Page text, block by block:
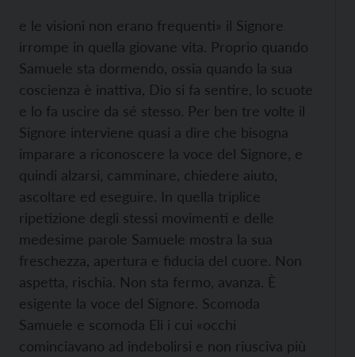
e le visioni non erano frequenti» il Signore
irrompe in quella giovane vita. Proprio quando
Samuele sta dormendo, ossia quando la sua
coscienza è inattiva, Dio si fa sentire, lo scuote
e lo fa uscire da sé stesso. Per ben tre volte il
Signore interviene quasi a dire che bisogna
imparare a riconoscere la voce del Signore, e
quindi alzarsi, camminare, chiedere aiuto,
ascoltare ed eseguire. In quella triplice
ripetizione degli stessi movimenti e delle
medesime parole Samuele mostra la sua
freschezza, apertura e fiducia del cuore. Non
aspetta, rischia. Non sta fermo, avanza. È
esigente la voce del Signore. Scomoda
Samuele e scomoda Eli i cui «occhi
cominciavano ad indebolirsi e non riusciva più